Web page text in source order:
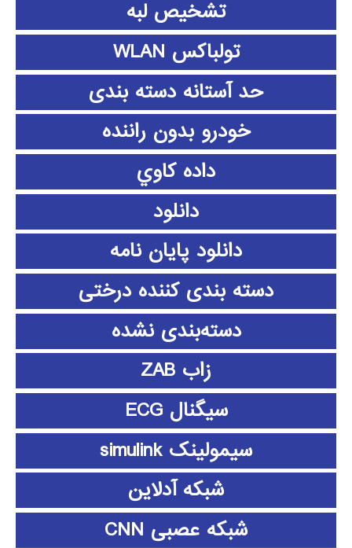
تشخیص لبه
تولباکس WLAN
حد آستانه دسته بندی
خودرو بدون راننده
داده كاوي
دانلود
دانلود پايان نامه
دسته بندی کننده درختی
دسته‌بندی نشده
زاب ZAB
سیگنال ECG
سیمولینک simulink
شبکه آدلاین
شبکه عصبی CNN